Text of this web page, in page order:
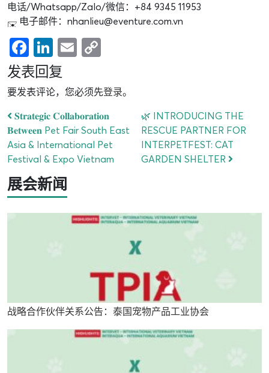
电话/Whatsapp/Zalo/微信：+84 9345 11953
电子邮件：nhanlieu@eventure.com.vn
Facebook
LinkedIn
Email
发表回复
要发表评论，您必须先登录。
𝐒𝐭𝐫𝐚𝐭𝐞𝐠𝐢𝐜 𝐂𝐨𝐥𝐥𝐚𝐛𝐨𝐫𝐚𝐭𝐢𝐨𝐧
𝐁𝐞𝐭𝐰𝐞𝐞𝐧 Pet Fair South East
Asia & International Pet
Festival & Expo Vietnam
🌿 INTRODUCING THE
RESCUE PARTNER FOR
INTERPETFEST: CAT
GARDEN SHELTER
展会新闻
战略合作伙伴关系公告：泰国宠物产品工业协会